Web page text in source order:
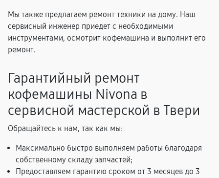
Мы также предлагаем ремонт техники на дому. Наш
сервисный инженер приедет с необходимыми
инструментами, осмотрит кофемашина и выполнит его
ремонт.
Гарантийный ремонт
кофемашины Nivona в
сервисной мастерской в Твери
Обращайтесь к нам, так как мы:
Максимально быстро выполняем работы благодаря
собственному складу запчастей;
Предоставляем гарантию сроком от 3 месяцев до 3